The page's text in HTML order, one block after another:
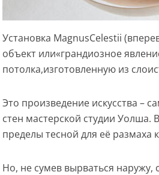
Установка MagnusCelestii
объект или«грандиозное
потолка,изготовленную из
Это произведение искусства –
стен мастерской студии Уолша.
пределы тесной для её размаха
Но, не сумев вырваться